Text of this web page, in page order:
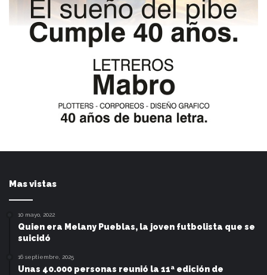
Mas vistas
10 mayo, 2022
Quien era Melany Pueblas, la joven futbolista que se
suicidó
16 septiembre, 2025
Unas 40.000 personas reunió la 11ª edición de